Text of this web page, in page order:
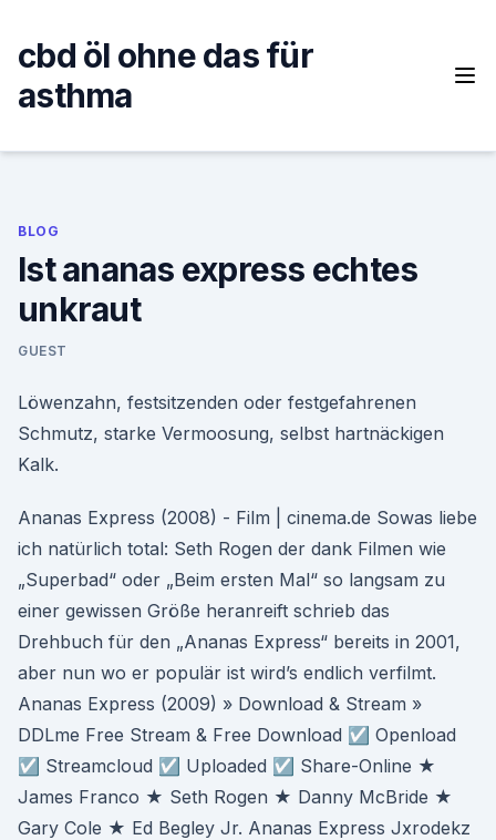
content
cbd öl ohne das für
asthma
BLOG
Ist ananas express echtes
unkraut
GUEST
Löwenzahn, festsitzenden oder festgefahrenen
Schmutz, starke Vermoosung, selbst hartnäckigen
Kalk.
Ananas Express (2008) - Film | cinema.de Sowas liebe
ich natürlich total: Seth Rogen der dank Filmen wie
„Superbad“ oder „Beim ersten Mal“ so langsam zu
einer gewissen Größe heranreift schrieb das
Drehbuch für den „Ananas Express“ bereits in 2001,
aber nun wo er populär ist wird’s endlich verfilmt.
Ananas Express (2009) » Download & Stream »
DDLme Free Stream & Free Download ☑ Openload
☑ Streamcloud ☑ Uploaded ☑ Share-Online ★
James Franco ★ Seth Rogen ★ Danny McBride ★
Gary Cole ★ Ed Begley Jr. Ananas Express Jxrodekz